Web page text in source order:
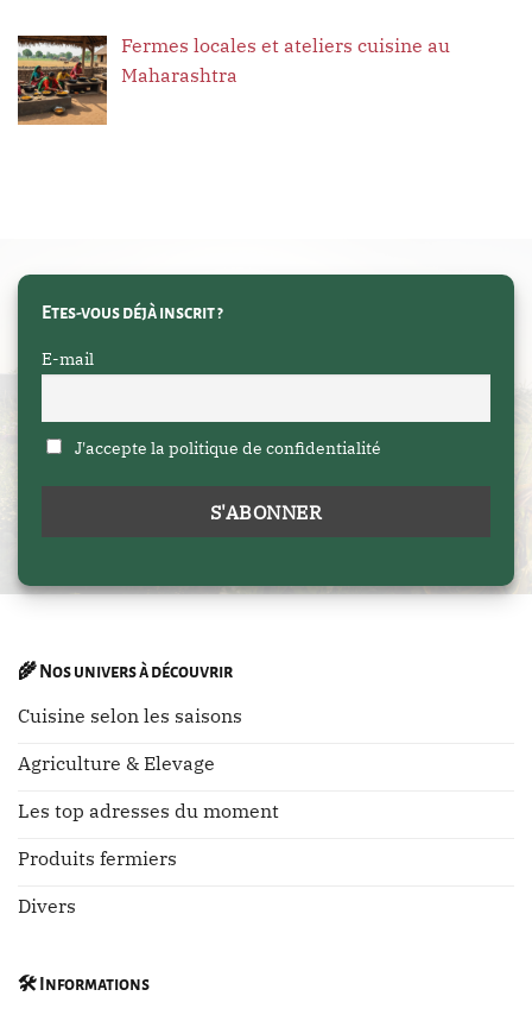
Fermes locales et ateliers cuisine au
Maharashtra
Etes-vous déjà inscrit ?
E-mail
J'accepte la politique de confidentialité
🌾Nos univers à découvrir
Cuisine selon les saisons
Agriculture & Elevage
Les top adresses du moment
Produits fermiers
Divers
🛠️Informations